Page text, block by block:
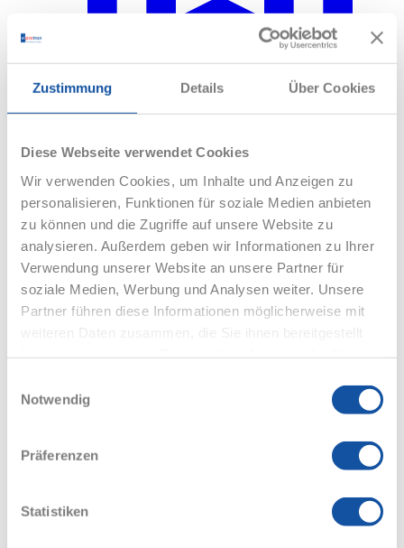
Zustimmung Details Über Cookies
Diese Webseite verwendet Cookies
Wir verwenden Cookies, um Inhalte und Anzeigen zu
personalisieren, Funktionen für soziale Medien anbieten
zu können und die Zugriffe auf unsere Website zu
analysieren. Außerdem geben wir Informationen zu Ihrer
Verwendung unserer Website an unsere Partner für
soziale Medien, Werbung und Analysen weiter. Unsere
Partner führen diese Informationen möglicherweise mit
Notwendig
Präferenzen
Statistiken